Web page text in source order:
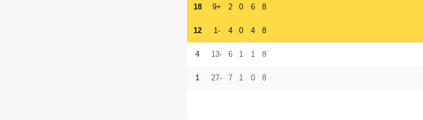
8
6
0
2
+9
18
8
4
0
4
-1
12
8
1
1
6
-13
4
8
0
1
7
-27
1